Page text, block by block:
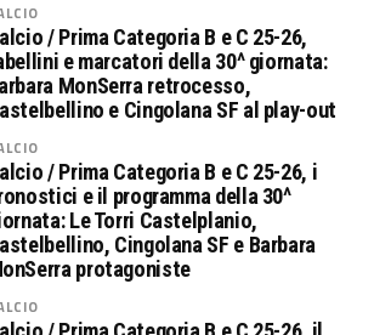
/ Prima Categoria B e C 25-26,
e marcatori della 30^ giornata:
MonSerra retrocesso,
e Cingolana SF al play-out
/ Prima Categoria B e C 25-26, i
e il programma della 30^
Le Torri Castelplanio,
Cingolana SF e Barbara
protagoniste